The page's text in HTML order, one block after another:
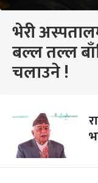
भेरी
बल्ल तल्ल
चलाउने !